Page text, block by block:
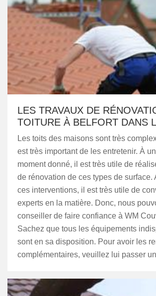
LES TRAVAUX DE
TOITURE À BELFORT DANS
Les toits des maisons sont très
est très important de les entretenir. À
moment donné, il est très utile de
de rénovation de ces types de surface.
ces interventions, il est très utile de
experts en la matière. Donc, nous
conseiller de faire confiance à WM
Sachez que tous les équipements
sont en sa disposition. Pour avoir les
complémentaires, veuillez lui passer